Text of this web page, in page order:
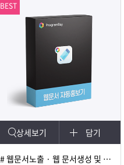
상세보기 담기
# 웹문서노출 · 웹 문서생성 및 등록
BEST